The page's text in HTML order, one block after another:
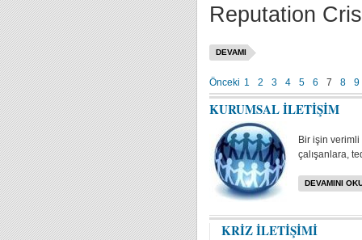
Reputation
DEVAMI
Önceki 1 2 3 4 5 6 7 8 9
KURUMSAL İLETİŞİM
Bir işin
çalışanlara,
DEVAMINI
KRİZ İLETİŞİMİ